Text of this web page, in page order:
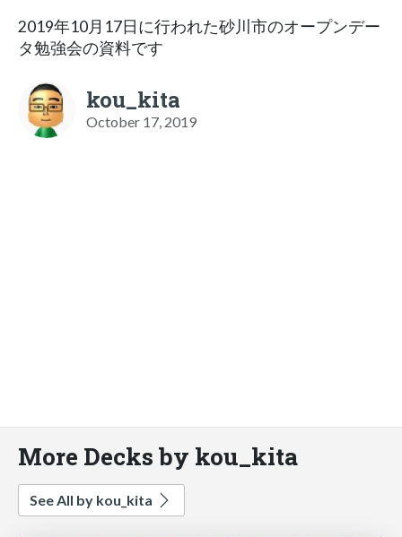
2019年10月17日に行われた砂川市のオープンデー
タ勉強会の資料です
kou_kita
October 17, 2019
More Decks by kou_kita
See All by kou_kita